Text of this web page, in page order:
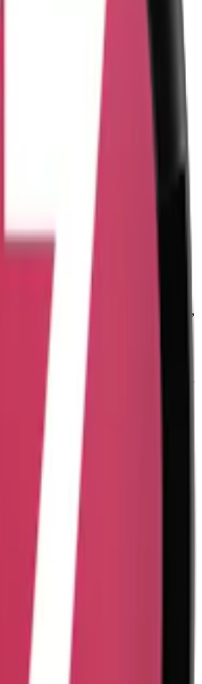
medel (E422,
xylitol), akrylsampolymer,
(E406, agar),
nikotin, polyetentereftalat,
konserveringsmedel
samt surhetsreglerande
både jordgubb och vanilj.
krämiga smaken av
Med 8 mg
med normal styrka. Prillorna
diskret och bekvämt under
innehåller 20 prillor med en
Edition tillverkas av Ministry of
STG (Scandinavian Tobacco
snus tillverkas dosorna i
Ace X X-Mas Edition
med bland annat växtfibrer.
(inklusive e-nummer